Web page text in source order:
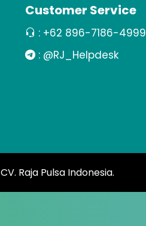
Customer Service
: +62 896-7186-4999
: @RJ_Helpdesk
CV. Raja Pulsa Indonesia.